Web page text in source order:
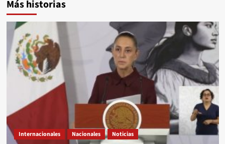
Más historias
Internacionales Nacionales Noticias